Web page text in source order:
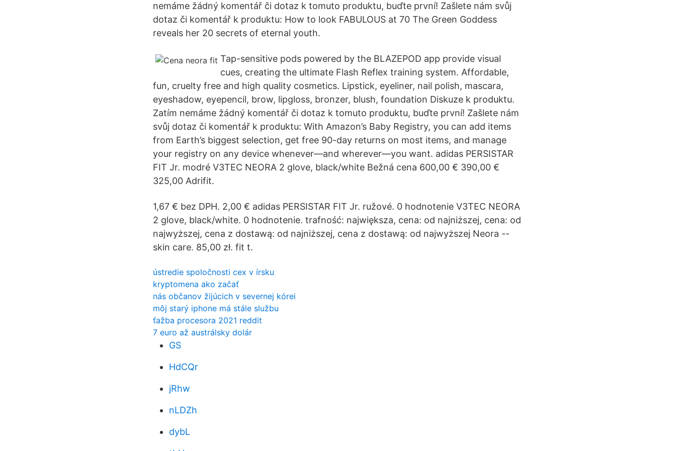
nemáme žádný komentář či dotaz k tomuto produktu, buďte první! Zašlete nám svůj
dotaz či komentář k produktu: How to look FABULOUS at 70 The Green Goddess
reveals her 20 secrets of eternal youth.
Tap-sensitive pods powered by the BLAZEPOD app provide visual
cues, creating the ultimate Flash Reflex training system. Affordable,
fun, cruelty free and high quality cosmetics. Lipstick, eyeliner, nail polish, mascara,
eyeshadow, eyepencil, brow, lipgloss, bronzer, blush, foundation Diskuze k produktu.
Zatím nemáme žádný komentář či dotaz k tomuto produktu, buďte první! Zašlete nám
svůj dotaz či komentář k produktu: With Amazon’s Baby Registry, you can add items
from Earth’s biggest selection, get free 90-day returns on most items, and manage
your registry on any device whenever—and wherever—you want. adidas PERSISTAR
FIT Jr. modré V3TEC NEORA 2 glove, black/white Bežná cena 600,00 € 390,00 €
325,00 Adrifit.
1,67 € bez DPH. 2,00 € adidas PERSISTAR FIT Jr. ružové. 0 hodnotenie V3TEC NEORA
2 glove, black/white. 0 hodnotenie. trafność: największa, cena: od najniższej, cena: od
najwyższej, cena z dostawą: od najniższej, cena z dostawą: od najwyższej Neora --
skin care. 85,00 zł. fit t.
ústredie spoločnosti cex v írsku
kryptomena ako začať
nás občanov žijúcich v severnej kórei
môj starý iphone má stále službu
ťažba procesora 2021 reddit
7 euro až austrálsky dolár
GS
HdCQr
jRhw
nLDZh
dybL